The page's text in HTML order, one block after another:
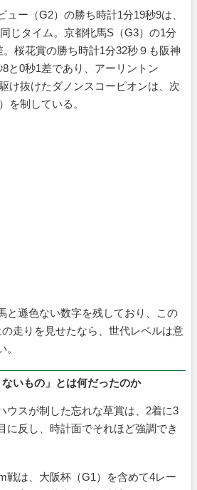
ー（G2）の勝ち時計1分19秒9は、
じタイム。京都牝馬S（G3）の1分
桜花賞の勝ち時計1分32秒９も阪神
と0秒1差であり、アーリントン
け抜けたダノンスコーピオンは、次
を制している。
遜色ない数字を残しており、この
走りを見せたなら、世代レベルは意
いもの」とは何だったのか
スが制した忘れな草賞は、2着に3
に反し、時計面でそれほど強調でき
は、大阪杯（G1）を含めて4レー